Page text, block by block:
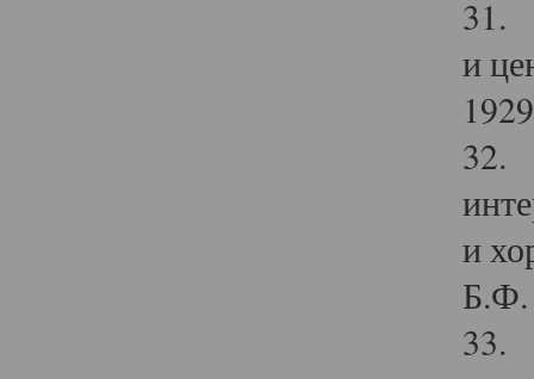
31.
и
32.
и
Б.Ф.
33.